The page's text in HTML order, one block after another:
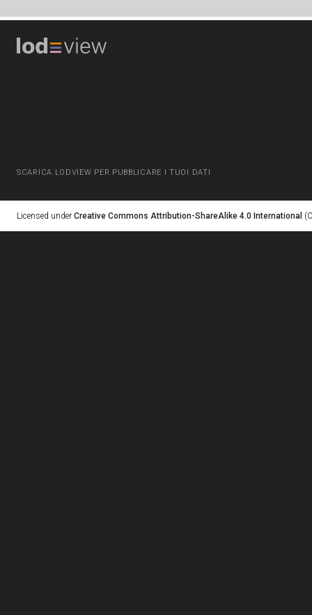
SCARICA LODVIEW PER PUBBLICARE I TUOI DATI
Licensed under Creative Commons Attribution-ShareAlike 4.0 International